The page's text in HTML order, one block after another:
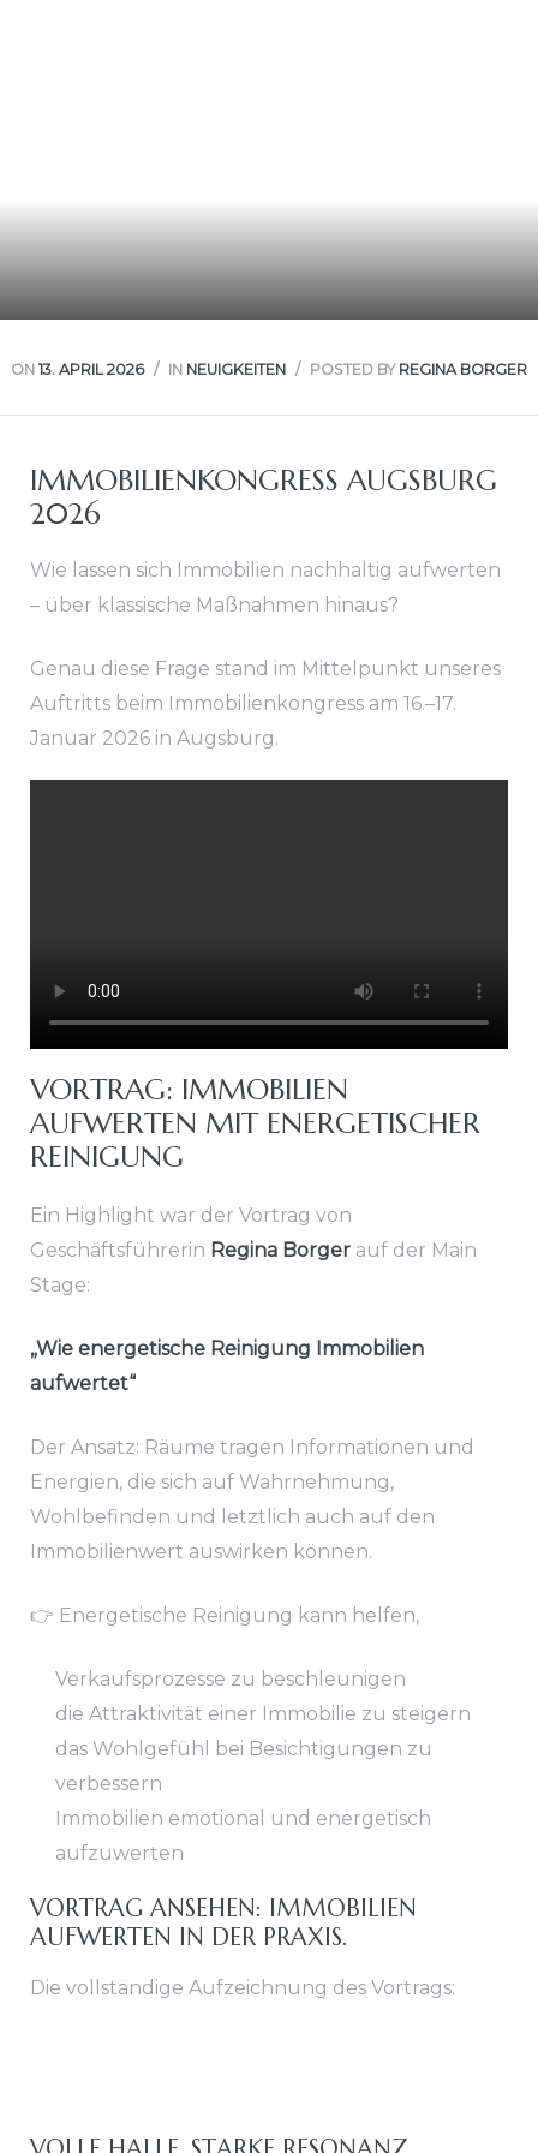
ON 13. APRIL 2026 IN NEUIGKEITEN POSTED BY REGINA BORGER
IMMOBILIENKONGRESS AUGSBURG
2026
Wie lassen sich Immobilien nachhaltig aufwerten
– über klassische Maßnahmen hinaus?
Genau diese Frage stand im Mittelpunkt unseres
Auftritts beim Immobilienkongress am 16.–17.
Januar 2026 in Augsburg.
VORTRAG: IMMOBILIEN
AUFWERTEN MIT ENERGETISCHER
REINIGUNG
Ein Highlight war der Vortrag von
Geschäftsführerin Regina Borger auf der Main
Stage:
„Wie energetische Reinigung Immobilien
aufwertet“
Der Ansatz: Räume tragen Informationen und
Energien, die sich auf Wahrnehmung,
Wohlbefinden und letztlich auch auf den
Immobilienwert auswirken können.
👉 Energetische Reinigung kann helfen,
Verkaufsprozesse zu beschleunigen
die Attraktivität einer Immobilie zu steigern
das Wohlgefühl bei Besichtigungen zu
verbessern
Immobilien emotional und energetisch
aufzuwerten
VORTRAG ANSEHEN: IMMOBILIEN
AUFWERTEN IN DER PRAXIS.
Die vollständige Aufzeichnung des Vortrags: